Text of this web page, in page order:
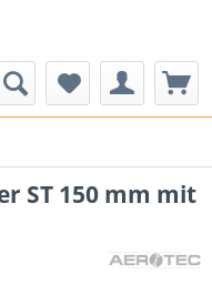
ST 150 mm mit